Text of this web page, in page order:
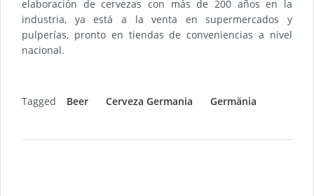
elaboración de cervezas con más de 200 años en la
industria, ya está a la venta en supermercados y
pulperías, pronto en tiendas de conveniencias a nivel
nacional.
Tagged Beer Cerveza Germania Germänia